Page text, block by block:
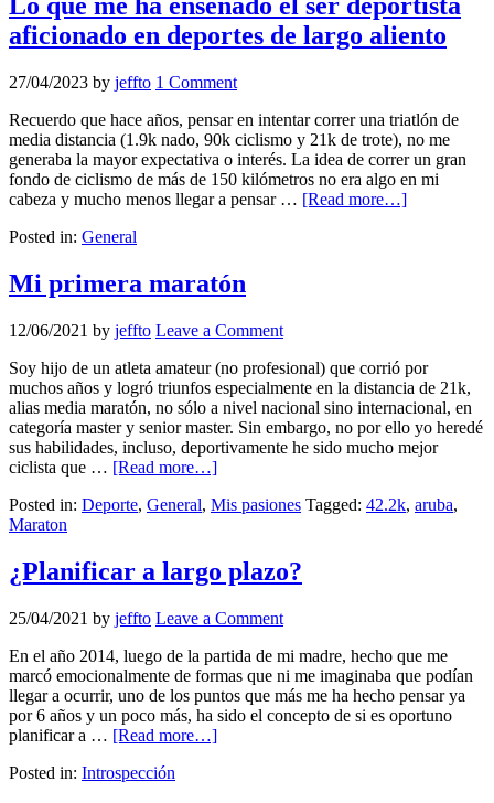
aficionado en deportes de largo aliento
27/04/2023 by jeffto 1 Comment
Recuerdo que hace años, pensar en intentar correr una triatlón de
media distancia (1.9k nado, 90k ciclismo y 21k de trote), no me
generaba la mayor expectativa o interés. La idea de correr un gran
fondo de ciclismo de más de 150 kilómetros no era algo en mi
cabeza y mucho menos llegar a pensar … [Read more…]
Posted in: General
Mi primera maratón
12/06/2021 by jeffto Leave a Comment
Soy hijo de un atleta amateur (no profesional) que corrió por
muchos años y logró triunfos especialmente en la distancia de 21k,
alias media maratón, no sólo a nivel nacional sino internacional, en
categoría master y senior master. Sin embargo, no por ello yo heredé
sus habilidades, incluso, deportivamente he sido mucho mejor
ciclista que … [Read more…]
Posted in: Deporte, General, Mis pasiones Tagged: 42.2k, aruba,
Maraton
¿Planificar a largo plazo?
25/04/2021 by jeffto Leave a Comment
En el año 2014, luego de la partida de mi madre, hecho que me
marcó emocionalmente de formas que ni me imaginaba que podían
llegar a ocurrir, uno de los puntos que más me ha hecho pensar ya
por 6 años y un poco más, ha sido el concepto de si es oportuno
planificar a … [Read more…]
Posted in: Introspección